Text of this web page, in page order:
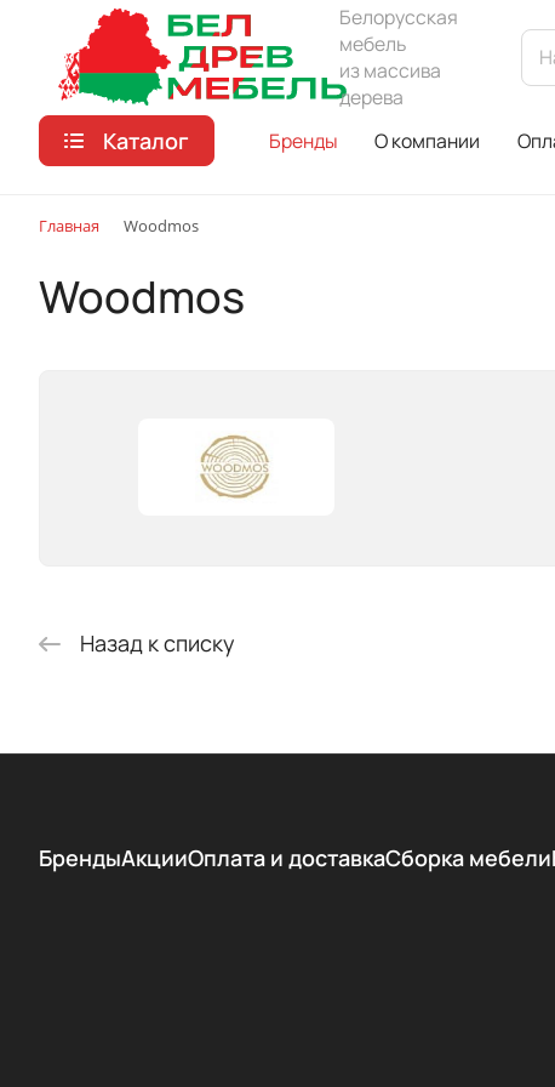
Белорусская
мебель
из массива
дерева
Каталог Бренды О компании
Главная Woodmos
Woodmos
Назад к списку
БрендыАкцииОплата и доставкаСборка мебели